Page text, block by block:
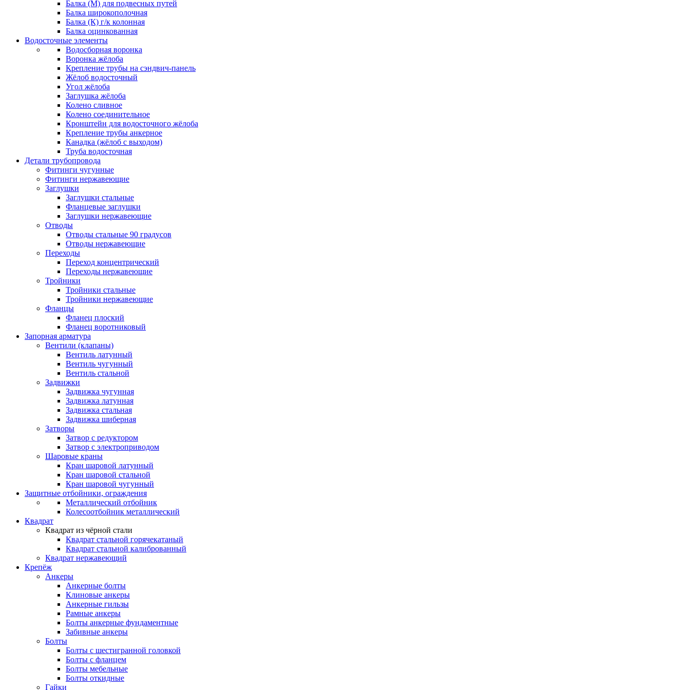
Балка (М) для подвесных путей
Балка широкополочная
Балка (К) г/к колонная
Балка оцинкованная
Водосточные элементы
Водосборная воронка
Воронка жёлоба
Крепление трубы на сэндвич-панель
Жёлоб водосточный
Угол жёлоба
Заглушка жёлоба
Колено сливное
Колено соединительное
Кронштейн для водосточного жёлоба
Крепление трубы анкерное
Канадка (жёлоб с выходом)
Труба водосточная
Детали трубопровода
Фитинги чугунные
Фитинги нержавеющие
Заглушки
Заглушки стальные
Фланцевые заглушки
Заглушки нержавеющие
Отводы
Отводы стальные 90 градусов
Отводы нержавеющие
Переходы
Переход концентрический
Переходы нержавеющие
Тройники
Тройники стальные
Тройники нержавеющие
Фланцы
Фланец плоский
Фланец воротниковый
Запорная арматура
Вентили (клапаны)
Вентиль латунный
Вентиль чугунный
Вентиль стальной
Задвижки
Задвижка чугунная
Задвижка латунная
Задвижка стальная
Задвижка шиберная
Затворы
Затвор с редуктором
Затвор с электроприводом
Шаровые краны
Кран шаровой латунный
Кран шаровой стальной
Кран шаровой чугунный
Защитные отбойники, ограждения
Металлический отбойник
Колесоотбойник металлический
Квадрат
Квадрат из чёрной стали
Квадрат стальной горячекатаный
Квадрат стальной калиброванный
Квадрат нержавеющий
Крепёж
Анкеры
Анкерные болты
Клиновые анкеры
Анкерные гильзы
Рамные анкеры
Болты анкерные фундаментные
Забивные анкеры
Болты
Болты с шестигранной головкой
Болты с фланцем
Болты мебельные
Болты откидные
Гайки